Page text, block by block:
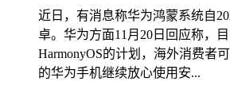
近日，有消息称华为鸿蒙系统自
卓。华为方面11月20日回应称，
HarmonyOS的计划，海外消费者
的华为手机继续放心使用安...